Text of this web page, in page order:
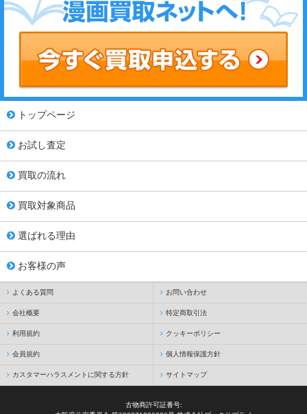
トップページ
お試し査定
買取の流れ
買取対象商品
選ばれる理由
お客様の声
よくある質問 お問い合わせ
会社概要 特定商取引法
利用規約 クッキーポリシー
会員規約 個人情報保護方針
カスタマーハラスメントに関する方針 サイトマップ
古物商許可証番号: